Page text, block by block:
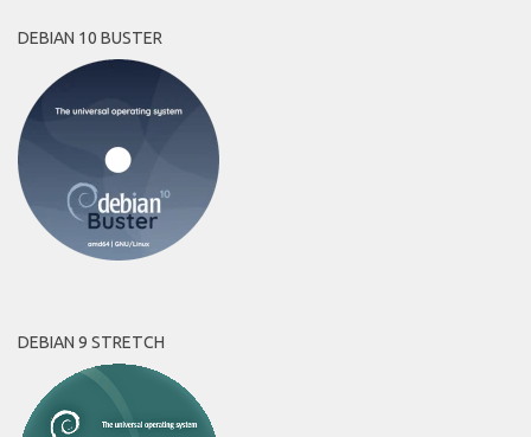
DEBIAN 10 BUSTER
DEBIAN 9 STRETCH